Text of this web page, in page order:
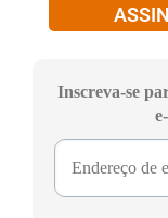
Inscreva-se